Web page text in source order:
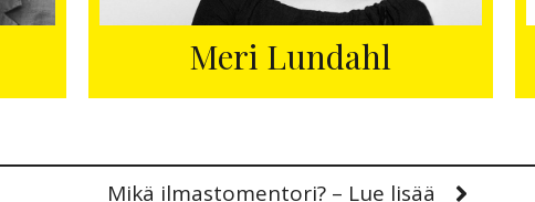
Meri Lundahl
Mikä ilmastomentori? – Lue lisää